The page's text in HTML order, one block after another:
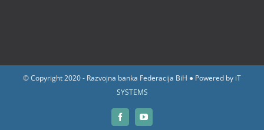
© Copyright 2020 - Razvojna banka Federacija BiH ● Powered by iT
SYSTEMS
FacebookYouTube